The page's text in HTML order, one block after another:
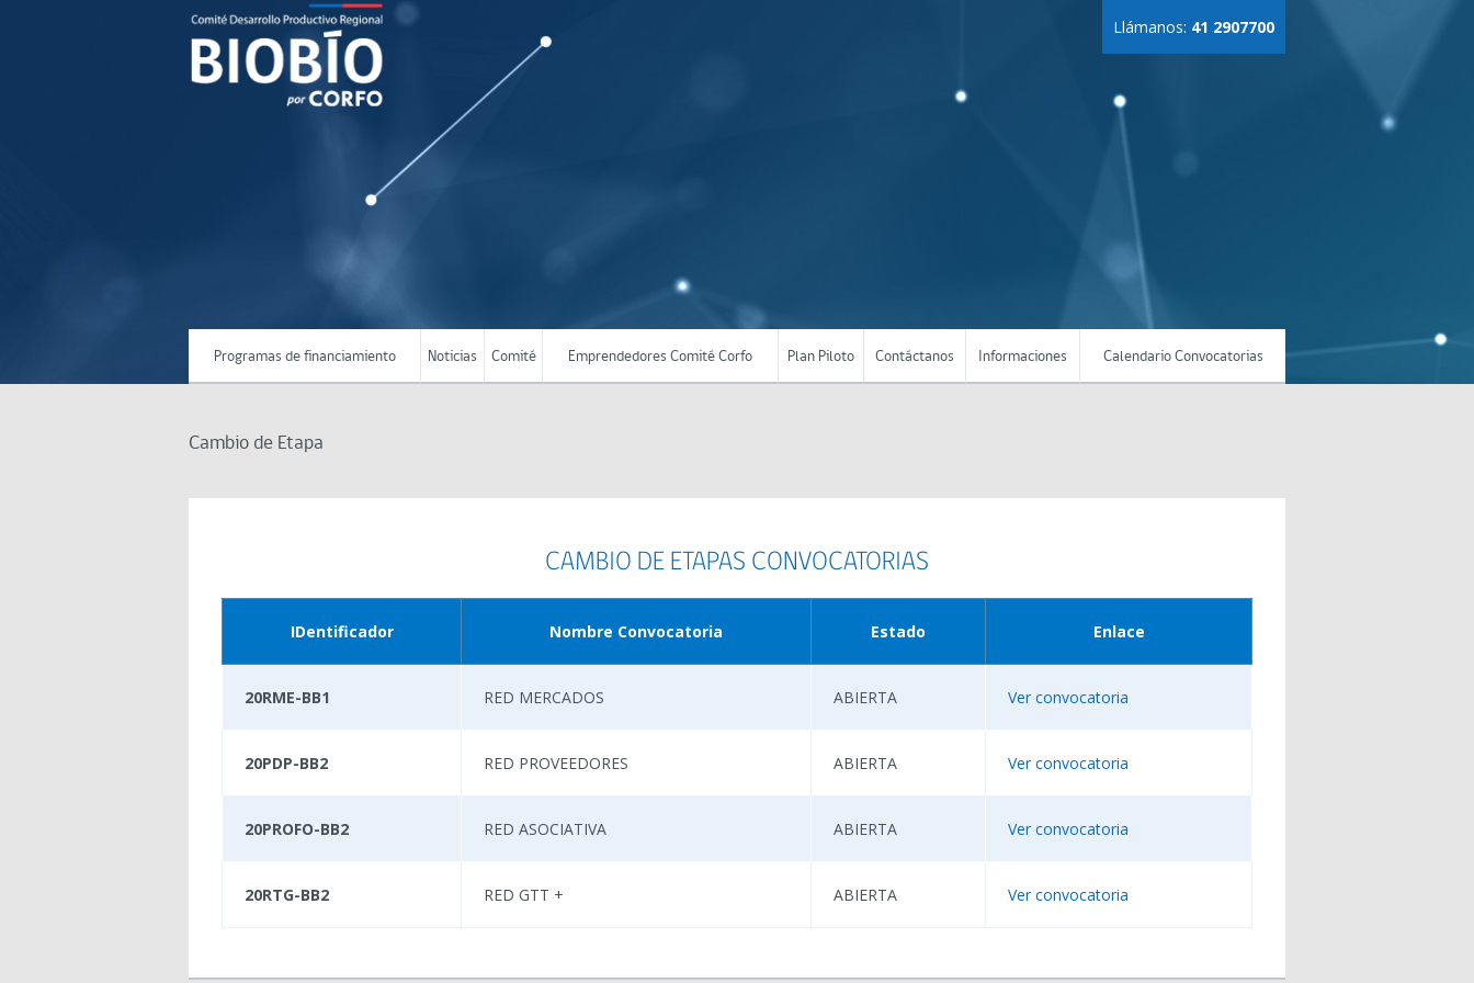
Programas de financiamiento Noticias Comité Emprendedores Comité Corfo Plan Piloto Contáctanos Informaciones Calendario Convocatorias
Llámanos: 41 2907700
Cambio de Etapa
CAMBIO DE ETAPAS CONVOCATORIAS
IDentificador Nombre Convocatoria Estado Enlace
20RME-BB1 RED MERCADOS ABIERTA Ver convocatoria
20PDP-BB2 RED PROVEEDORES ABIERTA Ver convocatoria
20PROFO-BB2 RED ASOCIATIVA ABIERTA Ver convocatoria
20RTG-BB2 RED GTT + ABIERTA Ver convocatoria